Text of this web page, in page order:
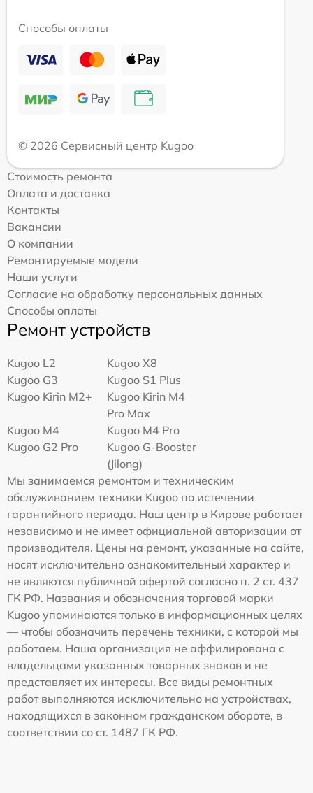
Способы оплаты
© 2026 Сервисный центр Kugoo
Стоимость ремонта
Оплата и доставка
Контакты
Вакансии
О компании
Ремонтируемые модели
Наши услуги
Согласие на обработку персональных данных
Способы оплаты
Ремонт устройств
Kugoo L2
Kugoo X8
Kugoo G3
Kugoo S1 Plus
Kugoo Kirin M2+
Kugoo Kirin M4
Pro Max
Kugoo M4
Kugoo M4 Pro
Kugoo G2 Pro
Kugoo G-Booster
(Jilong)
Мы занимаемся ремонтом и техническим
обслуживанием техники Kugoo по истечении
гарантийного периода. Наш центр в Кирове работает
независимо и не имеет официальной авторизации от
производителя. Цены на ремонт, указанные на сайте,
носят исключительно ознакомительный характер и
не являются публичной офертой согласно п. 2 ст. 437
ГК РФ. Названия и обозначения торговой марки
Kugoo упоминаются только в информационных целях
— чтобы обозначить перечень техники, с которой мы
работаем. Наша организация не аффилирована с
владельцами указанных товарных знаков и не
представляет их интересы. Все виды ремонтных
работ выполняются исключительно на устройствах,
находящихся в законном гражданском обороте, в
соответствии со ст. 1487 ГК РФ.